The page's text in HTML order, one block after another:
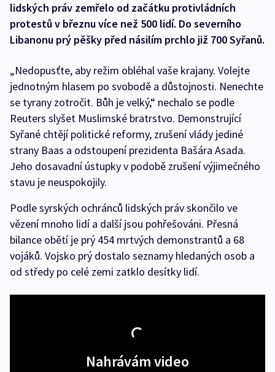
lidských práv zemřelo od začátku protivládních
protestů v březnu více než 500 lidí. Do severního
Libanonu prý pěšky před násilím prchlo již 700 Syřanů.
„Nedopusťte, aby režim obléhal vaše krajany. Volejte
jednotným hlasem po svobodě a důstojnosti. Nenechte
se tyrany zotročit. Bůh je velký,“ nechalo se podle
Reuters slyšet Muslimské bratrstvo. Demonstrující
Syřané chtějí politické reformy, zrušení vlády jediné
strany Baas a odstoupení prezidenta Bašára Asada.
Jeho dosavadní ústupky v podobě zrušení výjimečného
stavu je neuspokojily.
Podle syrských ochránců lidských práv skončilo ve
vězení mnoho lidí a další jsou pohřešováni. Přesná
bilance obětí je prý 454 mrtvých demonstrantů a 68
vojáků. Vojsko prý dostalo seznamy hledaných osob a
od středy po celé zemi zatklo desítky lidí.
Nahrávám video